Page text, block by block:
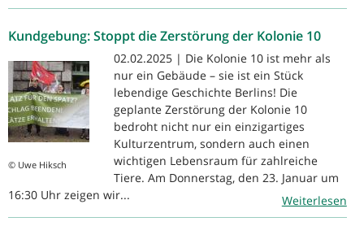
Kundgebung: Stoppt die Zerstörung der Kolonie 10
© Uwe Hiksch
02.02.2025 | Die Kolonie 10 ist mehr als
nur ein Gebäude – sie ist ein Stück
lebendige Geschichte Berlins! Die
geplante Zerstörung der Kolonie 10
bedroht nicht nur ein einzigartiges
Kulturzentrum, sondern auch einen
wichtigen Lebensraum für zahlreiche
Tiere. Am Donnerstag, den 23. Januar um
16:30 Uhr zeigen wir...
Weiterlesen